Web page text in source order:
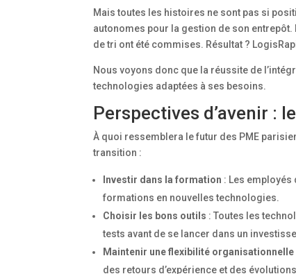
Mais toutes les histoires ne sont pas si
autonomes pour la gestion de son entrepôt.
de tri ont été commises. Résultat ?
Nous voyons donc que la réussite de
technologies adaptées à ses besoins.
Perspectives d’avenir :
À quoi ressemblera le futur des PME
transition :
Investir dans la formation : Les
formations en nouvelles technologies.
Choisir les bons outils : Toutes les
tests avant de se lancer dans un
Maintenir une flexibilité organisationnelle
des retours d’expérience et des